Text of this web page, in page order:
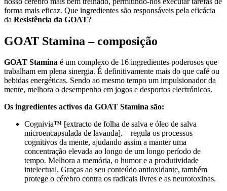
forma mais eficaz. Que ingredientes são responsáveis pela eficácia
da Resistência da GOAT?
GOAT Stamina – composição
GOAT Stamina é um complexo de 16 ingredientes poderosos que
trabalham em plena sinergia. É definitivamente mais do que café ou
bebidas energéticas. Sendo ao mesmo tempo um impulsionador da
mente, melhora o desempenho em jogos e desportos electrónicos.
Os ingredientes activos da GOAT Stamina são:
Cognivia™ [extracto de folha de salva e óleo de salva
microencapsulada de lavanda]. – regula os processos
cognitivos da mente, ajudando assim a manter uma
concentração elevada ao longo de um longo período de
tempo. Melhora a memória, o humor e a produtividade
intelectual. Graças ao seu conteúdo antioxidante, também
protege o cérebro contra os radicais livres e as neurotoxinas.